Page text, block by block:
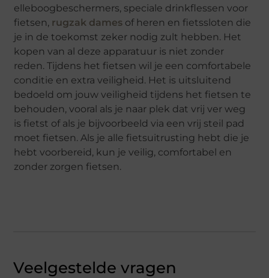
elleboogbeschermers, speciale drinkflessen voor
fietsen, rugzak dames of heren en fietssloten die
je in de toekomst zeker nodig zult hebben. Het
kopen van al deze apparatuur is niet zonder
reden. Tijdens het fietsen wil je een comfortabele
conditie en extra veiligheid. Het is uitsluitend
bedoeld om jouw veiligheid tijdens het fietsen te
behouden, vooral als je naar plek dat vrij ver weg
is fietst of als je bijvoorbeeld via een vrij steil pad
moet fietsen. Als je alle fietsuitrusting hebt die je
hebt voorbereid, kun je veilig, comfortabel en
zonder zorgen fietsen.
Veelgestelde vragen